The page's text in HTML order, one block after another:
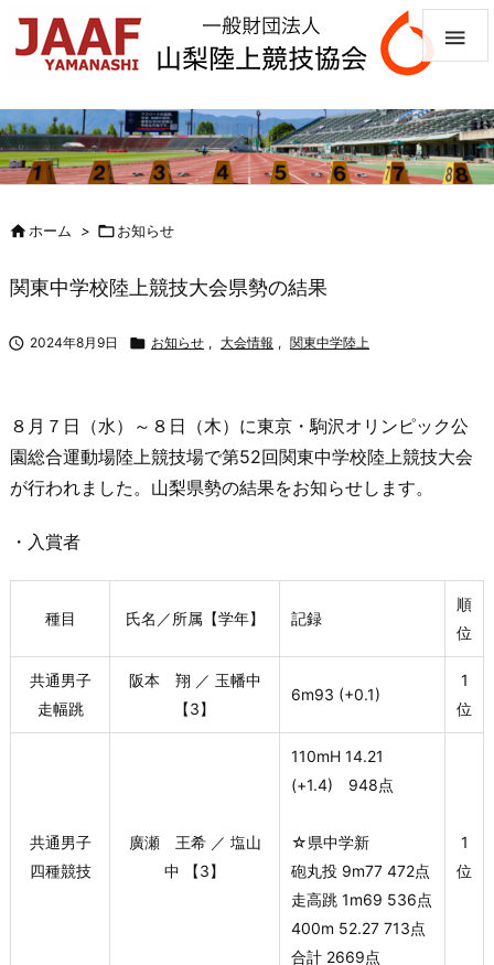

ホーム > お知らせ
関東中学校陸上競技大会県勢の結果
 2024年8月9日  お知らせ , 大会情報 , 関東中学陸上
８月７日（水）～８日（木）に東京・駒沢オリンピック公
園総合運動場陸上競技場で第52回関東中学校陸上競技大会
が行われました。山梨県勢の結果をお知らせします。
・入賞者
種目 氏名／所属【学年】 記録
順
位
共通男子
走幅跳
阪本 翔 ／ 玉幡中
【3】
6m93 (+0.1)
1
位
共通男子
四種競技
廣瀬 王希 ／ 塩山
中 【3】
110mH 14.21
(+1.4) 948点
☆県中学新
砲丸投 9m77 472点
走高跳 1m69 536点
400m 52.27 713点
合計 2669点
1
位